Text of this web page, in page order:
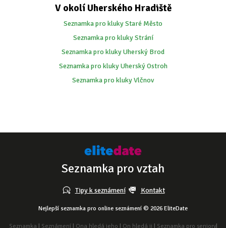
V okolí Uherského Hradiště
Seznamka pro kluky Staré Město
Seznamka pro kluky Strání
Seznamka pro kluky Uherský Brod
Seznamka pro kluky Uherský Ostroh
Seznamka pro kluky Vlčnov
Seznamka pro vztah
Tipy k seznámení Kontakt
Nejlepší seznamka pro online seznámení © 2026 EliteDate
Seznamka Seznámení| Ona hledá jeho On hledá ji Seznamka pro seniory|